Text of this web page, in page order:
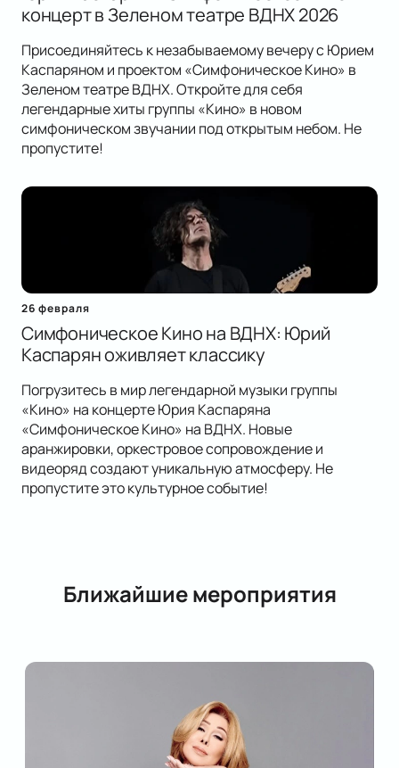
концерт в Зеленом театре ВДНХ 2026
Присоединяйтесь к незабываемому вечеру с Юрием
Каспаряном и проектом «Симфоническое Кино» в
Зеленом театре ВДНХ. Откройте для себя
легендарные хиты группы «Кино» в новом
симфоническом звучании под открытым небом. Не
пропустите!
26 февраля
Симфоническое Кино на ВДНХ: Юрий
Каспарян оживляет классику
Погрузитесь в мир легендарной музыки группы
«Кино» на концерте Юрия Каспаряна
«Симфоническое Кино» на ВДНХ. Новые
аранжировки, оркестровое сопровождение и
видеоряд создают уникальную атмосферу. Не
пропустите это культурное событие!
Ближайшие мероприятия